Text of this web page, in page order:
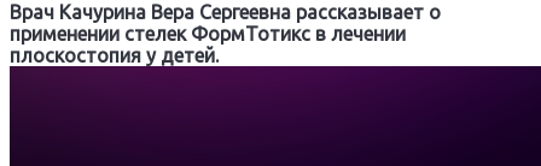
Врач Качурина Вера Сергеевна рассказывает о
применении стелек ФормТотикс в лечении
плоскостопия у детей.